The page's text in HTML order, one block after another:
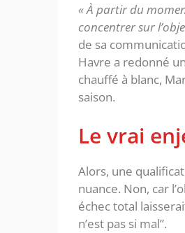
« À partir du
concentrer sur
de sa
Havre a redonné
chauffé à blanc,
saison.
‎Le vrai
‎Alors, une
nuance. Non, car
échec total
n’est pas si mal”.